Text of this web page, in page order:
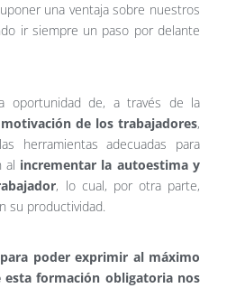
una ventaja sobre nuestros
ir siempre un paso por delante
oportunidad de, a través de la
de los trabajadores,
herramientas adecuadas para
al incrementar la autoestima y
, lo cual, por otra parte,
su productividad.
poder exprimir al máximo
esta formación obligatoria nos